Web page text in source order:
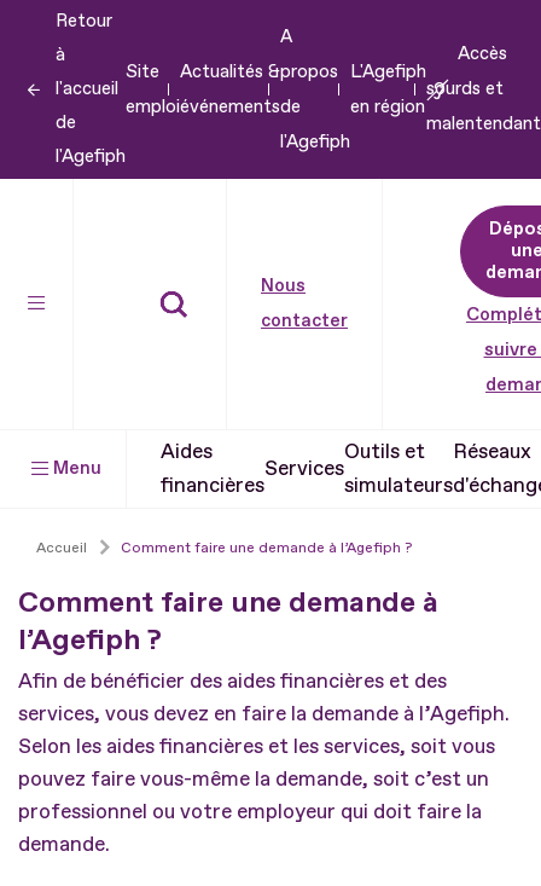
contenu
Retour
à
l'accueil
de
l'Agefiph
Site
emploi
Actualités &
événements
A
propos
de
l'Agefiph
L'Agefiph
en région
Accès
sourds et
Nous
contacter
suivre
Menu
Aides
financières
Services
Outils et
simulateurs
Réseaux
Accueil Comment faire une demande à l’Agefiph ?
Comment faire une demande à
l’Agefiph ?
Afin de bénéficier des aides financières et des
services, vous devez en faire la demande à l’Agefiph.
Selon les aides financières et les services, soit vous
pouvez faire vous-même la demande, soit c’est un
professionnel ou votre employeur qui doit faire la
demande.